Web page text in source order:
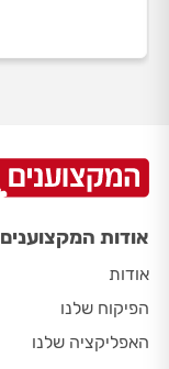
אודות המקצוענים
אודות
הפיקוח שלנו
האפליקציה שלנו